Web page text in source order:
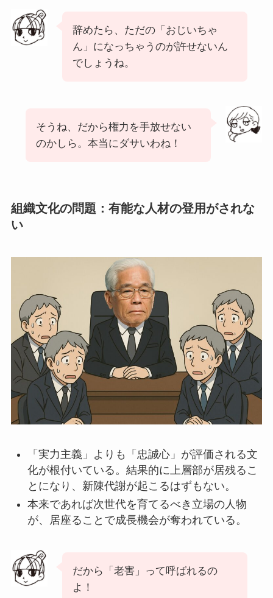
辞めたら、ただの「おじいちゃ
ん」になっちゃうのが許せないん
でしょうね。
そうね、だから権力を手放せない
のかしら。本当にダサいわね！
組織文化の問題：有能な人材の登用がされな
い
「実力主義」よりも「忠誠心」が評価される文
化が根付いている。結果的に上層部が居残るこ
とになり、新陳代謝が起こるはずもない。
本来であれば次世代を育てるべき立場の人物
が、居座ることで成長機会が奪われている。
だから「老害」って呼ばれるの
よ！